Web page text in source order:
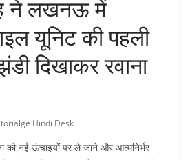
ने लखनऊ में
यूनिट की पहली
दिखाकर रवाना
Hindi Desk
को नई ऊंचाइयों पर ले जाने और आत्मनिर्भर